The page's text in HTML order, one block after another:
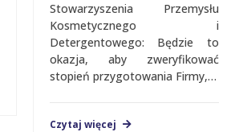
Stowarzyszenia Przemysłu
Kosmetycznego i
Detergentowego: Będzie to
okazja, aby zweryfikować
stopień przygotowania Firmy,…
Czytaj więcej